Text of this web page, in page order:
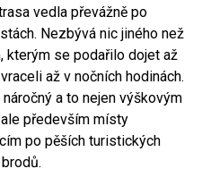
vedla převážně po
Nezbývá nic jiného než
kterým se podařilo dojet až
až v nočních hodinách.
a to nejen výškovým
především místy
po pěších turistických